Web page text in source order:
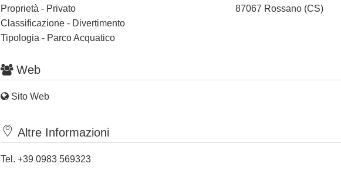
Proprietà - Privato
Classificazione - Divertimento
Tipologia - Parco Acquatico
87067 Rossano (CS)
Web
Sito Web
Altre Informazioni
Tel. +39 0983 569323